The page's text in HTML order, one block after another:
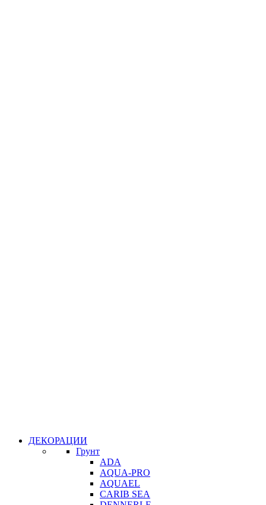
ДЕКОРАЦИИ
Грунт
ADA
AQUA-PRO
AQUAEL
CARIB SEA